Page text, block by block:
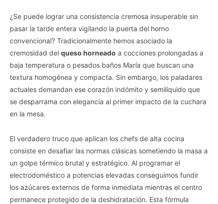
¿Se puede lograr una consistencia cremosa insuperable sin
pasar la tarde entera vigilando la puerta del horno
convencional? Tradicionalmente hemos asociado la
cremosidad del queso horneado a cocciones prolongadas a
baja temperatura o pesados baños María que buscan una
textura homogénea y compacta. Sin embargo, los paladares
actuales demandan ese corazón indómito y semilíquido que
se desparrama con elegancia al primer impacto de la cuchara
en la mesa.
El verdadero truco que aplican los chefs de alta cocina
consiste en desafiar las normas clásicas sometiendo la masa a
un golpe térmico brutal y estratégico. Al programar el
electrodoméstico a potencias elevadas conseguimos fundir
los azúcares externos de forma inmediata mientras el centro
permanece protegido de la deshidratación. Esta fórmula